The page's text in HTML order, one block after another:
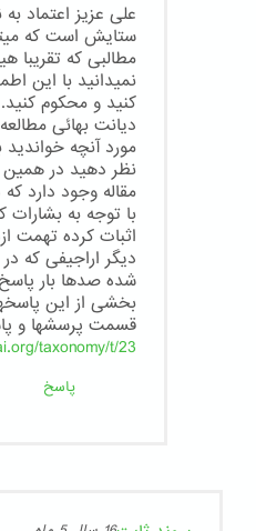
علی عزیز اعتماد
ستایش است که
مطالبی که تقریبا
نمیدانید با این
کنید و محکوم کنید.
دیانت بهائی مطالعه
مورد آنچه
نظر دهید در همین
مقاله وجود دارد که
با توجه به بشارات
اثبات کرده تهمت
دیگر اراجیفی که در
شده صدها بار
بخشی از این پاسخها
قسمت پرسشها و
taxonomy/t/23
پاسخ